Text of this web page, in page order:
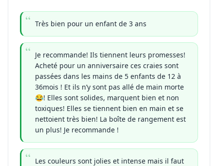
Très bien pour un enfant de 3 ans
Je recommande! Ils tiennent leurs promesses!
Acheté pour un anniversaire ces craies sont
passées dans les mains de 5 enfants de 12 à
36mois ! Et ils n’y sont pas allé de main morte
😂! Elles sont solides, marquent bien et non
toxiques! Elles se tiennent bien en main et se
nettoient très bien! La boîte de rangement est
un plus! Je recommande !
Les couleurs sont jolies et intense mais il faut